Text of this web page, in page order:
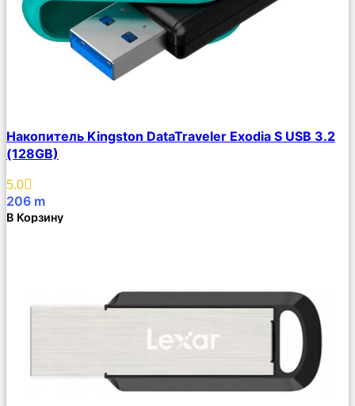
Описание
Избранное
Накопитель Kingston DataTraveler Exodia S USB 3.2
(128GB)
5.0
206 m
В Корзину